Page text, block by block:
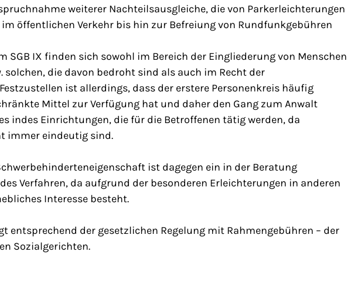
weiterer Nachteilsausgleiche, die von Parkerleichterungen
öffentlichen Verkehr bis hin zur Befreiung von Rundfunkgebühren
SGB IX finden sich sowohl im Bereich der Eingliederung von Menschen
solchen, die davon bedroht sind als auch im Recht der
ist allerdings, dass der erstere Personenkreis häufig
Mittel zur Verfügung hat und daher den Gang zum Anwalt
indes Einrichtungen, die für die Betroffenen tätig werden, da
immer eindeutig sind.
ist dagegen ein in der Beratung
Verfahren, da aufgrund der besonderen Erleichterungen in anderen
Interesse besteht.
entsprechend der gesetzlichen Regelung mit Rahmengebühren – der
Sozialgerichten.